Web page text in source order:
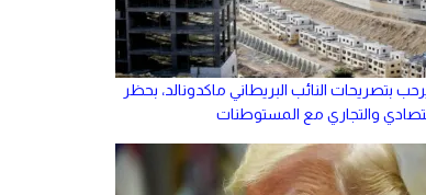
بتصريحات النائب البريطاني ماكدونالد، بحظر
والتجاري مع المستوطنات